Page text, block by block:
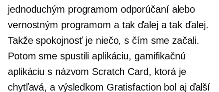
jednoduchým programom odporúčaní alebo
vernostným programom a tak ďalej a tak ďalej.
Takže spokojnosť je niečo, s čím sme začali.
Potom sme spustili aplikáciu, gamifikačnú
aplikáciu s názvom Scratch Card, ktorá je
chytľavá, a výsledkom Gratisfaction bol aj ďalší